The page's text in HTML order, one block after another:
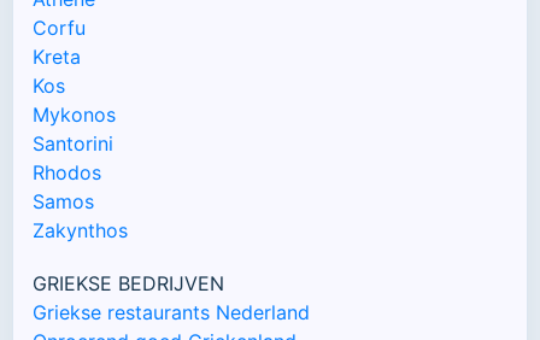
Corfu
Kreta
Kos
Mykonos
Santorini
Rhodos
Samos
Zakynthos
GRIEKSE BEDRIJVEN
Griekse restaurants Nederland